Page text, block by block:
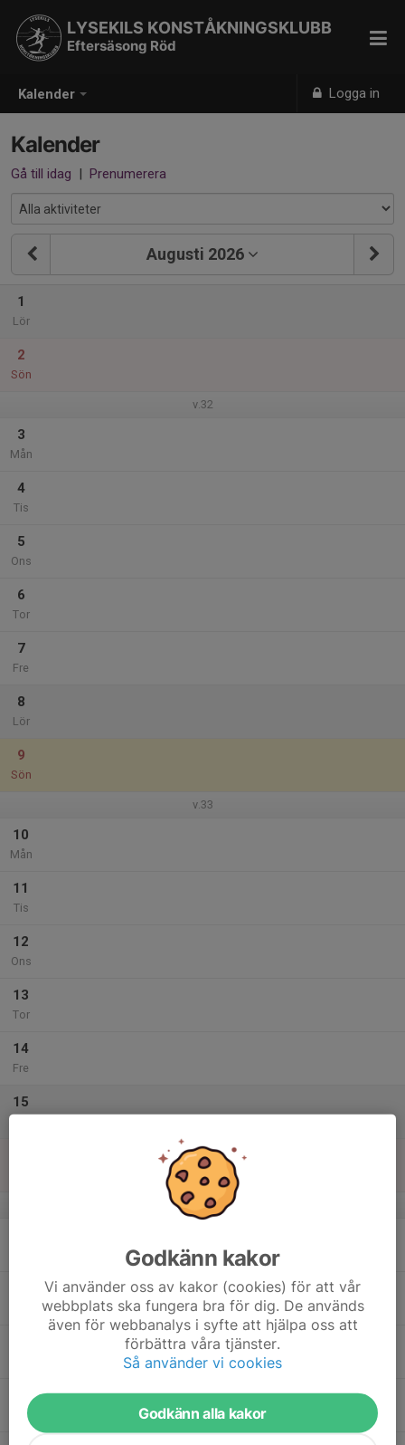
Kalender Logga in
LYSEKILS KONSTÅKNINGSKLUBB
Eftersäsong Röd
Kalender
Gå till idag | Prenumerera
Augusti 2026
1
Lör
2
Sön
v.32
3
Mån
4
Tis
5
Ons
6
Tor
7
Fre
8
Lör
9
Sön
v.33
10
Mån
11
Tis
12
Ons
13
Tor
14
Fre
15
v.34
Tor
Godkänn kakor
Vi använder oss av kakor (cookies) för att vår
webbplats ska fungera bra för dig. De används
även för webbanalys i syfte att hjälpa oss att
förbättra våra tjänster.
Så använder vi cookies
Godkänn alla kakor